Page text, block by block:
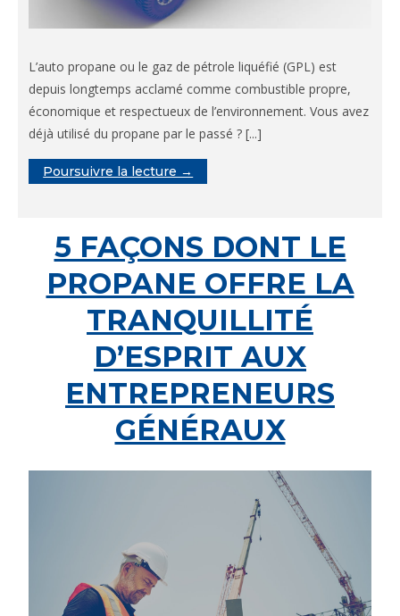
L’auto propane ou le gaz de pétrole liquéfié (GPL) est
depuis longtemps acclamé comme combustible propre,
économique et respectueux de l’environnement. Vous avez
déjà utilisé du propane par le passé ? [...]
Poursuivre la lecture →
5 FAÇONS DONT LE
PROPANE OFFRE LA
TRANQUILLITÉ
D’ESPRIT AUX
ENTREPRENEURS
GÉNÉRAUX